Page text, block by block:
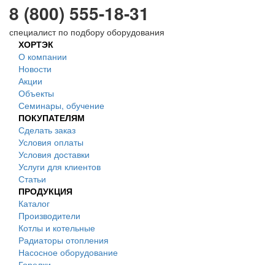
8 (800) 555-18-31
специалист по подбору оборудования
ХОРТЭК
О компании
Новости
Акции
Объекты
Семинары, обучение
ПОКУПАТЕЛЯМ
Сделать заказ
Условия оплаты
Условия доставки
Услуги для клиентов
Статьи
ПРОДУКЦИЯ
Каталог
Производители
Котлы и котельные
Радиаторы отопления
Насосное оборудование